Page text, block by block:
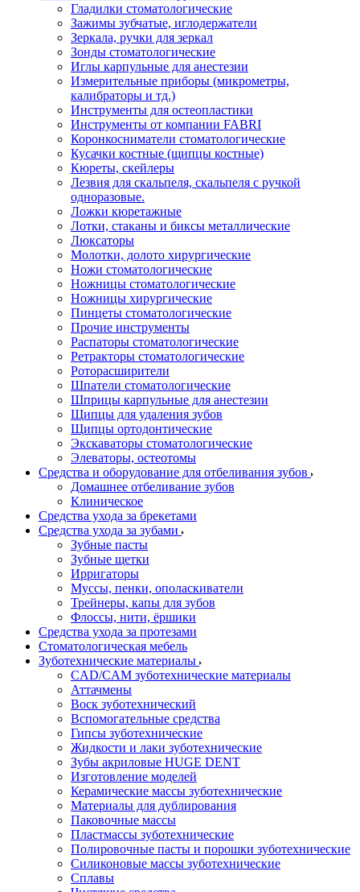
Гладилки стоматологические
Зажимы зубчатые, иглодержатели
Зеркала, ручки для зеркал
Зонды стоматологические
Иглы карпульные для анестезии
Измерительные приборы (микрометры,
калибраторы и тд.)
Инструменты для остеопластики
Инструменты от компании FABRI
Коронкосниматели стоматологические
Кусачки костные (щипцы костные)
Кюреты, скейлеры
Лезвия для скальпеля, скальпеля с ручкой
одноразовые.
Ложки кюретажные
Лотки, стаканы и биксы металлические
Люксаторы
Молотки, долото хирургические
Ножи стоматологические
Ножницы стоматологические
Ножницы хирургические
Пинцеты стоматологические
Прочие инструменты
Распаторы стоматологические
Ретракторы стоматологические
Роторасширители
Шпатели стоматологические
Шприцы карпульные для анестезии
Щипцы для удаления зубов
Щипцы ортодонтические
Экскаваторы стоматологические
Элеваторы, остеотомы
Средства и оборудование для отбеливания зубов
Домашнее отбеливание зубов
Клиническое
Средства ухода за брекетами
Средства ухода за зубами
Зубные пасты
Зубные щетки
Ирригаторы
Муссы, пенки, ополаскиватели
Трейнеры, капы для зубов
Флоссы, нити, ёршики
Средства ухода за протезами
Стоматологическая мебель
Зуботехнические материалы
CAD/CAM зуботехнические материалы
Аттачмены
Воск зуботехнический
Вспомогательные средства
Гипсы зуботехнические
Жидкости и лаки зуботехнические
Зубы акриловые HUGE DENT
Изготовление моделей
Керамические массы зуботехнические
Материалы для дублирования
Паковочные массы
Пластмассы зуботехнические
Полировочные пасты и порошки зуботехнические
Силиконовые массы зуботехнические
Сплавы